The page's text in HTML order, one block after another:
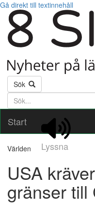
Gå direkt till textinnehåll
Sök
Söktext
Start
Lyssna
Världen
USA
gränser till